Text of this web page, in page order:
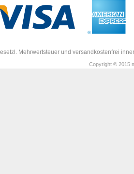
Mehrwertsteuer und versandkostenfrei
Copyright © 2015